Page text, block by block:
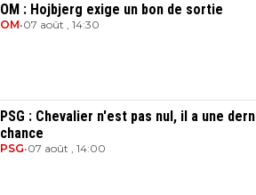
OM : Hojbjerg exige un bon de sortie
OM•07 août , 14:30
PSG : Chevalier n'est pas nul, il a une
chance
PSG•07 août , 14:00